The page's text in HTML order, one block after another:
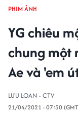
PHIM ẢNH
YG chiêu
chung một
Ae và 'em
LƯU LOAN - CTV
21/04/2021 - 07:30